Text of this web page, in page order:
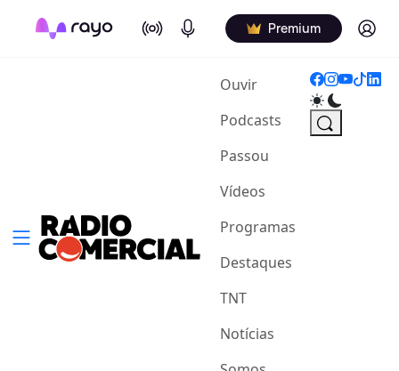
On Air Podcasts Premium Log in
Ouvir(current)
Podcasts
Passou
Vídeos
Programas
Destaques
TNT
Notícias